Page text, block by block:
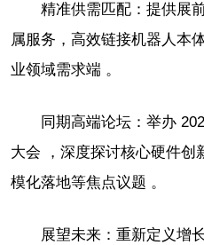
精准供需匹配：提供展
属服务，高效链接机器人本
业领域需求端 。
同期高端论坛：举办
大会 ，深度探讨核心硬件创
模化落地等焦点议题 。
展望未来：重新定义增